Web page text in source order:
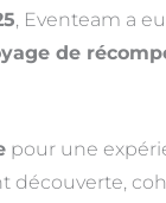
, Eventeam a
de
pour une
découverte,